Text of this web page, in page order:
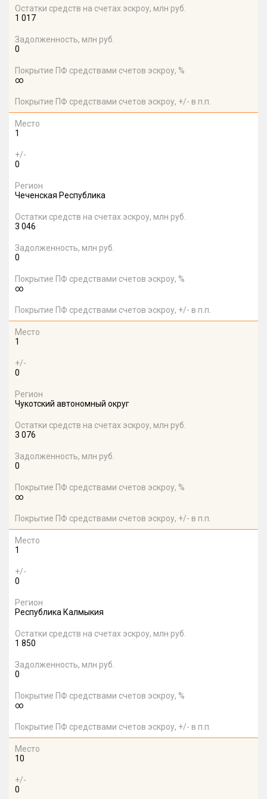
Остатки средств на счетах эскроу, млн руб.
1 017
Задолженность, млн руб.
0
Покрытие ПФ средствами счетов эскроу, %
∞
Покрытие ПФ средствами счетов эскроу, +/- в п.п.
Место
1
+/-
0
Регион
Чеченская Республика
Остатки средств на счетах эскроу, млн руб.
3 046
Задолженность, млн руб.
0
Покрытие ПФ средствами счетов эскроу, %
∞
Покрытие ПФ средствами счетов эскроу, +/- в п.п.
Место
1
+/-
0
Регион
Чукотский автономный округ
Остатки средств на счетах эскроу, млн руб.
3 076
Задолженность, млн руб.
0
Покрытие ПФ средствами счетов эскроу, %
∞
Покрытие ПФ средствами счетов эскроу, +/- в п.п.
Место
1
+/-
0
Регион
Республика Калмыкия
Остатки средств на счетах эскроу, млн руб.
1 850
Задолженность, млн руб.
0
Покрытие ПФ средствами счетов эскроу, %
∞
Покрытие ПФ средствами счетов эскроу, +/- в п.п.
Место
10
+/-
0